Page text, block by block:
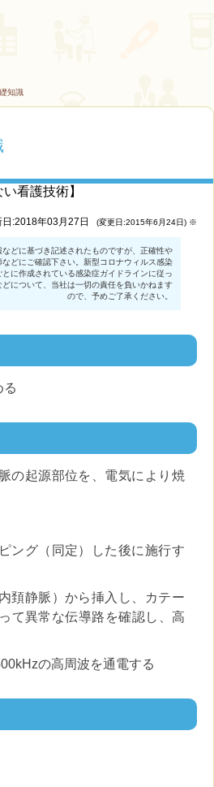
知識
看護技術】
:2018年03月27日 (変更日:2015年6月24日) ※
る
の起源部位を、電気により焼
ング（同定）した後に施行す
頚静脈）から挿入し、カテー
て異常な伝導路を確認し、高
の高周波を通電する